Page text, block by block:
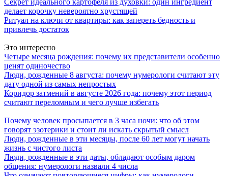
Секрет идеального картофеля из духовки: один ингредиент
делает корочку невероятно хрустящей
Ритуал на ключи от квартиры: как запереть бедность и
привлечь достаток
Это интересно
Четыре месяца рождения: почему их представители особенно
ценят одиночество
Люди, рожденные 8 августа: почему нумерологи считают эту
дату одной из самых непростых
Коридор затмений в августе 2026 года: почему этот период
считают переломным и чего лучше избегать
Почему человек просыпается в 3 часа ночи: что об этом
говорят эзотерики и стоит ли искать скрытый смысл
Люди, рожденные в эти месяцы, после 60 лет могут начать
жизнь с чистого листа
Люди, рожденные в эти даты, обладают особым даром
общения: нумерологи назвали 4 числа